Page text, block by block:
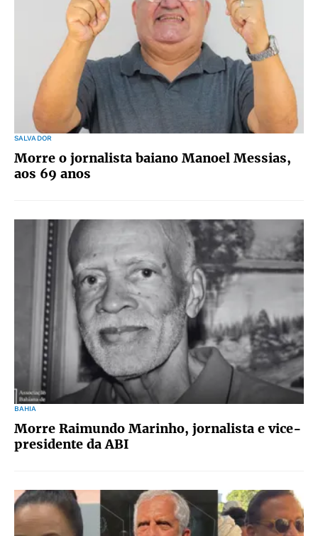
SALVADOR
Morre o jornalista baiano Manoel Messias,
aos 69 anos
BAHIA
Morre Raimundo Marinho, jornalista e vice-
presidente da ABI